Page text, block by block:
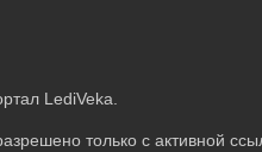
LediVeka.
только с активной